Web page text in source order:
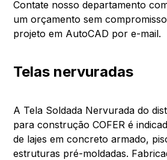
Contate nosso departamento
um orçamento sem
projeto em AutoCAD por e-mail.
Telas nervuradas
A Tela Soldada Nervurada do
para construção COFER é
de lajes em concreto armado,
estruturas pré-moldadas.